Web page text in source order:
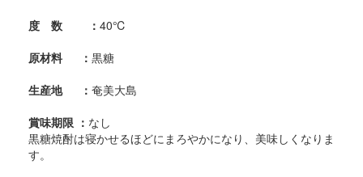
度 数 ： 40℃
原材料 ： 黒糖
生産地 ： 奄美大島
賞味期限 ： なし
黒糖焼酎は寝かせるほどにまろやかになり、美味しくなりま
す。